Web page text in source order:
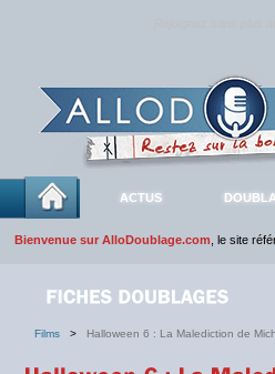
ACTUS
Bienvenue sur AlloDoublage.com , le site
Films > Halloween 6 : La Malediction de